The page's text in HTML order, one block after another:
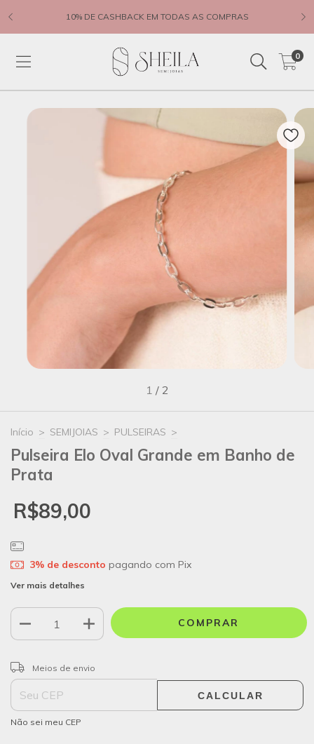
10% DE CASHBACK EM TODAS AS COMPRAS
0
1 / 2
Início > SEMIJOIAS > PULSEIRAS >
Pulseira Elo Oval Grande em Banho de
Prata
R$89,00
3% de desconto pagando com Pix
Ver mais detalhes
Entregas para o CEP:
Meios de envio
CALCULAR
Não sei meu CEP